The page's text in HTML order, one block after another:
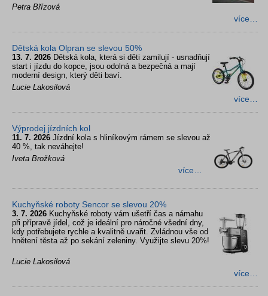
Petra Břízová
více…
Dětská kola Olpran se slevou 50%
13. 7. 2026 Dětská kola, která si děti zamilují - usnadňují
start i jízdu do kopce, jsou odolná a bezpečná a mají
moderní design, který děti baví.
Lucie Lakosilová
více…
Výprodej jízdních kol
11. 7. 2026 Jízdní kola s hliníkovým rámem se slevou až
40 %, tak neváhejte!
Iveta Brožková
více…
Kuchyňské roboty Sencor se slevou 20%
3. 7. 2026 Kuchyňské roboty vám ušetří čas a námahu
při přípravě jídel, což je ideální pro náročné všední dny,
kdy potřebujete rychle a kvalitně uvařit. Zvládnou vše od
hnětení těsta až po sekání zeleniny. Využijte slevu 20%!
Lucie Lakosilová
více…